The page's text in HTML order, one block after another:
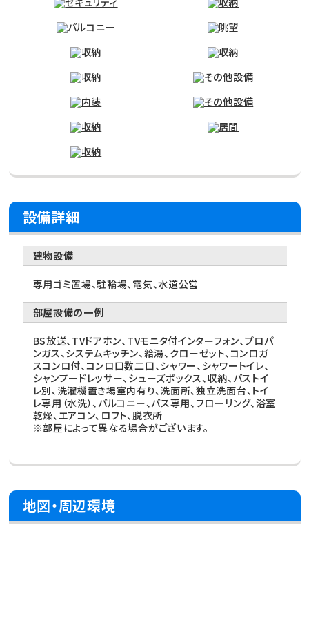
設備詳細
建物設備
専用ゴミ置場、駐輪場、電気、水道公営
部屋設備の一例
BS放送、TVドアホン、TVモニタ付インターフォン、プロパ
ンガス、システムキッチン、給湯、クローゼット、コンロガ
スコンロ付、コンロ口数二口、シャワー、シャワートイレ、
シャンプードレッサー、シューズボックス、収納、バストイ
レ別、洗濯機置き場室内有り、洗面所、独立洗面台、トイ
レ専用（水洗）、バルコニー、バス専用、フローリング、浴室
乾燥、エアコン、ロフト、脱衣所
※部屋によって異なる場合がございます。
地図・周辺環境